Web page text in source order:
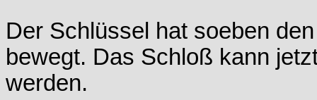
Der Schlüssel hat soeben
bewegt. Das Schloß kann
werden.